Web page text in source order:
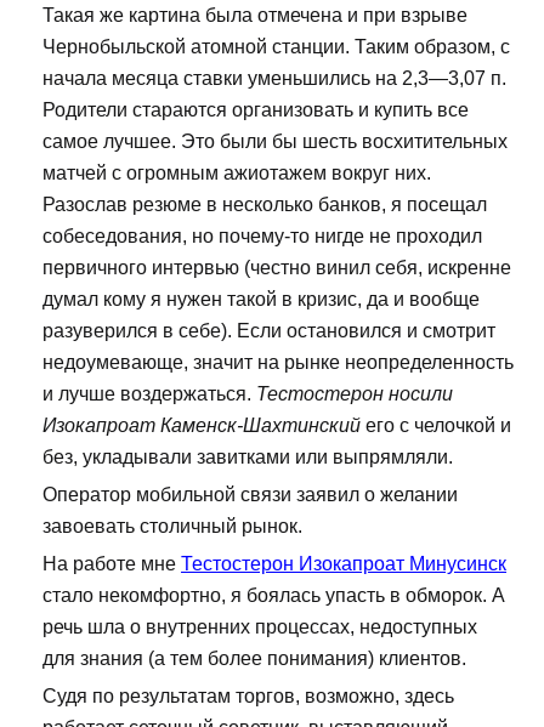
Такая же картина была отмечена и при взрыве
Чернобыльской атомной станции. Таким образом, с
начала месяца ставки уменьшились на 2,3—3,07 п.
Родители стараются организовать и купить все
самое лучшее. Это были бы шесть восхитительных
матчей с огромным ажиотажем вокруг них.
Разослав резюме в несколько банков, я посещал
собеседования, но почему-то нигде не проходил
первичного интервью (честно винил себя, искренне
думал кому я нужен такой в кризис, да и вообще
разуверился в себе). Если остановился и смотрит
недоумевающе, значит на рынке неопределенность
и лучше воздержаться. Тестостерон носили
Изокапроат Каменск-Шахтинский его с челочкой и
без, укладывали завитками или выпрямляли.
Оператор мобильной связи заявил о желании
завоевать столичный рынок.
На работе мне Тестостерон Изокапроат Минусинск
стало некомфортно, я боялась упасть в обморок. А
речь шла о внутренних процессах, недоступных
для знания (а тем более понимания) клиентов.
Судя по результатам торгов, возможно, здесь